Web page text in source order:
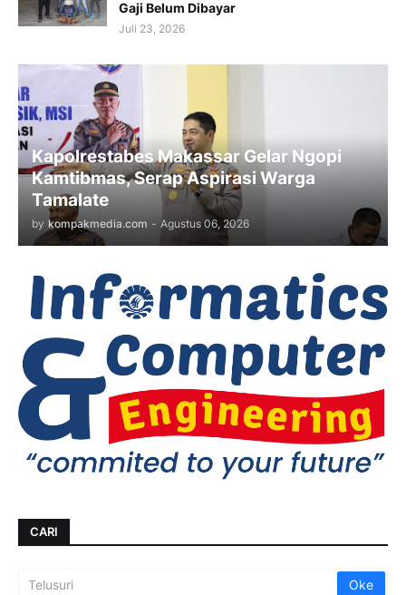
Gaji Belum Dibayar
Juli 23, 2026
Kapolrestabes Makassar Gelar Ngopi
Kamtibmas, Serap Aspirasi Warga
Tamalate
by kompakmedia.com - Agustus 06, 2026
CARI